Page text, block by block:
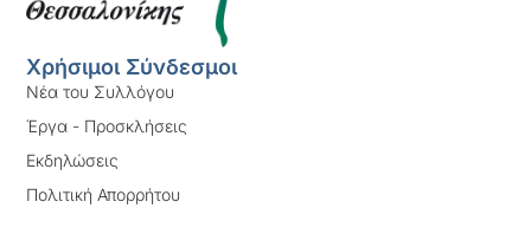
Χρήσιμοι Σύνδεσμοι
Νέα του Συλλόγου
Έργα - Προσκλήσεις
Εκδηλώσεις
Πολιτική Απορρήτου